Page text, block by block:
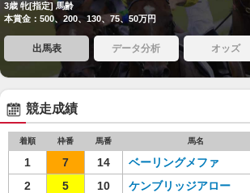
3歳 牝[指定] 馬齢
本賞金：500、200、130、75、50万円
出馬表 データ分析 オッズ
競走成績
着順 枠番 馬番 馬名
1 7 14 ベーリングメファ
2
5 10 ケンブリッジアロー